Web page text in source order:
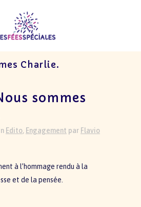
Charlie.
sommes
Edito, Engagement par Flavio
à l’hommage rendu à la
et de la pensée.